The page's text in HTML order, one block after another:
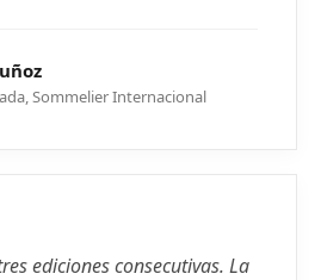
Sommelier Internacional
ediciones consecutivas. La